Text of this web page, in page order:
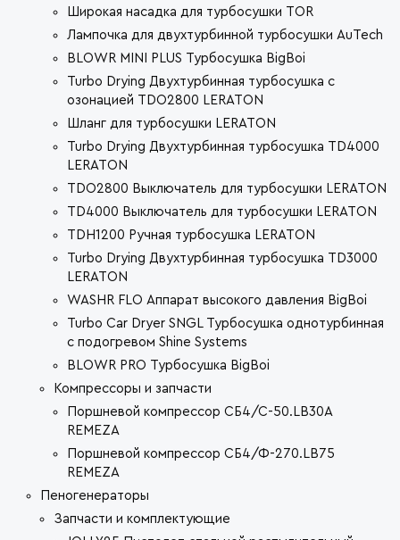
Широкая насадка для турбосушки TOR
Лампочка для двухтурбинной турбосушки AuTech
BLOWR MINI PLUS Турбосушка BigBoi
Turbo Drying Двухтурбинная турбосушка с
озонацией TDO2800 LERATON
Шланг для турбосушки LERATON
Turbo Drying Двухтурбинная турбосушка TD4000
LERATON
TDO2800 Выключатель для турбосушки LERATON
TD4000 Выключатель для турбосушки LERATON
TDH1200 Ручная турбосушка LERATON
Turbo Drying Двухтурбинная турбосушка TD3000
LERATON
WASHR FLO Аппарат высокого давления BigBoi
Turbo Car Dryer SNGL Турбосушка однотурбинная
с подогревом Shine Systems
BLOWR PRO Турбосушка BigBoi
Компрессоры и запчасти
Поршневой компрессор СБ4/С-50.LB30A
REMEZA
Поршневой компрессор СБ4/Ф-270.LB75
REMEZA
Пеногенераторы
Запчасти и комплектующие